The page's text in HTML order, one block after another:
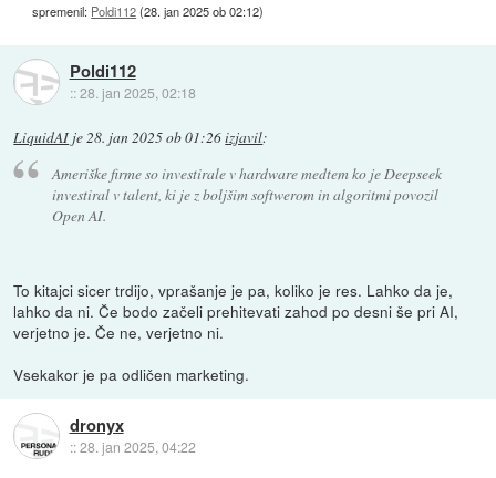
spremenil: Poldi112(28. jan 2025 ob 02:12)
Poldi112
::28. jan 2025, 02:18
LiquidAI je28. jan 2025 ob 01:26izjavil:
Ameriške firme so investirale v hardware medtem ko je Deepseek
investiral v talent, ki je z boljšim softwerom in algoritmi povozil
Open AI.
To kitajci sicer trdijo, vprašanje je pa, koliko je res. Lahko da je,
lahko da ni. Če bodo začeli prehitevati zahod po desni še pri AI,
verjetno je. Če ne, verjetno ni.
Vsekakor je pa odličen marketing.
dronyx
::28. jan 2025, 04:22